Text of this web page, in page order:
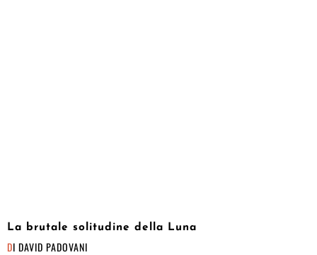
La brutale solitudine della Luna
DI DAVID PADOVANI